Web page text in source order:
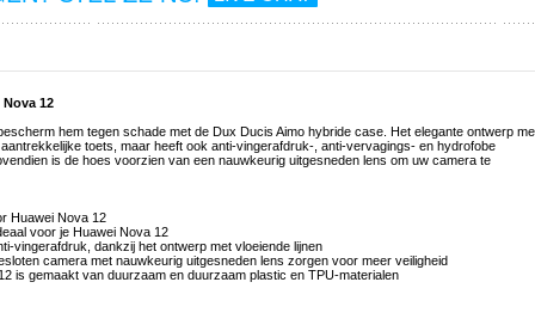
12
hem tegen schade met de Dux Ducis Aimo hybride case. Het elegante ontwerp
toets, maar heeft ook anti-vingerafdruk-, anti-vervagings- en hydrofobe
is de hoes voorzien van een nauwkeurig uitgesneden lens om uw camera te
Huawei Nova 12
voor je Huawei Nova 12
vingerafdruk, dankzij het ontwerp met vloeiende lijnen
camera met nauwkeurig uitgesneden lens zorgen voor meer veiligheid
is gemaakt van duurzaam en duurzaam plastic en TPU-materialen